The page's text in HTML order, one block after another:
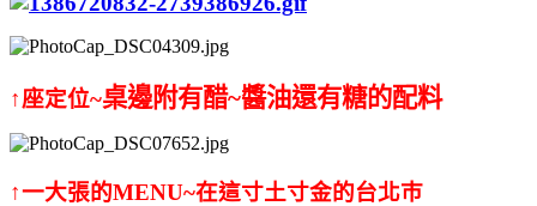
↑座定位~桌邊附有醋~醬油還有糖的配料
↑一大張的MENU~在這寸土寸金的台北巿